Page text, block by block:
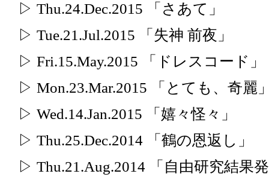
▷ Thu.24.Dec.2015 「さあて」
▷ Tue.21.Jul.2015 「失神 前夜」
▷ Fri.15.May.2015 「ドレスコード」
▷ Mon.23.Mar.2015 「とても、奇麗
▷ Wed.14.Jan.2015 「嬉々怪々」
▷ Thu.25.Dec.2014 「鶴の恩返し」
▷ Thu.21.Aug.2014 「自由研究結果